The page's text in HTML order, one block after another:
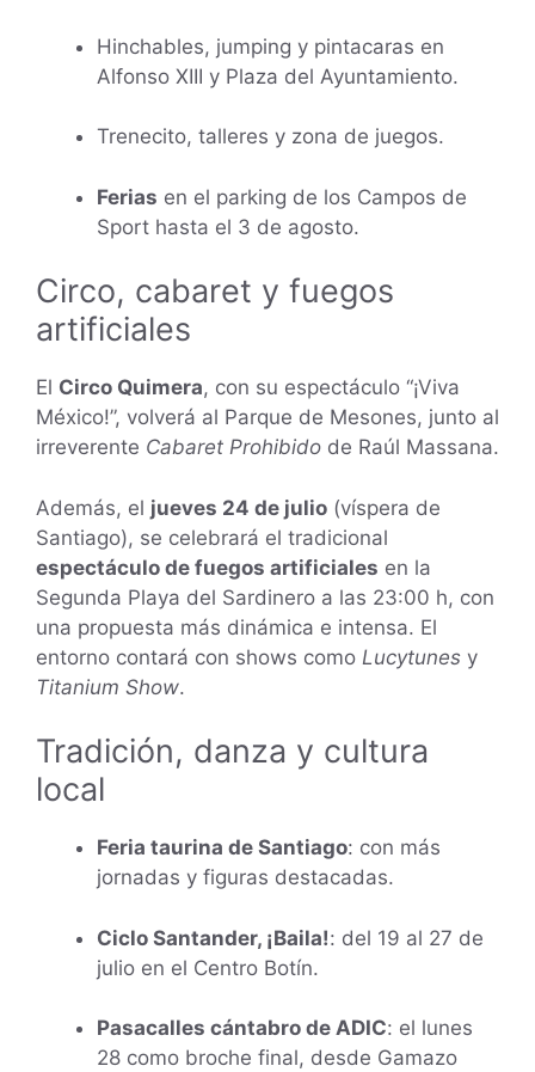
Hinchables, jumping y pintacaras en
Alfonso XIII y Plaza del Ayuntamiento.
Trenecito, talleres y zona de juegos.
Ferias en el parking de los Campos de
Sport hasta el 3 de agosto.
Circo, cabaret y fuegos
artificiales
El Circo Quimera, con su espectáculo “¡Viva
México!”, volverá al Parque de Mesones, junto al
irreverente Cabaret Prohibido de Raúl Massana.
Además, el jueves 24 de julio (víspera de
Santiago), se celebrará el tradicional
espectáculo de fuegos artificiales en la
Segunda Playa del Sardinero a las 23:00 h, con
una propuesta más dinámica e intensa. El
entorno contará con shows como Lucytunes y
Titanium Show.
Tradición, danza y cultura
local
Feria taurina de Santiago: con más
jornadas y figuras destacadas.
Ciclo Santander, ¡Baila!: del 19 al 27 de
julio en el Centro Botín.
Pasacalles cántabro de ADIC: el lunes
28 como broche final, desde Gamazo